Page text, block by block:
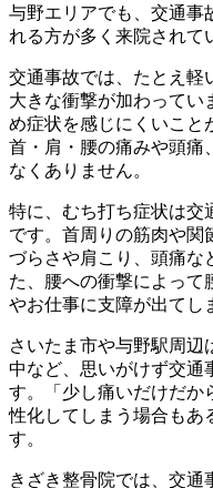
与野エリアでも、交通事
れる方が多く来院されて
交通事故では、たとえ軽
大きな衝撃が加わってい
め症状を感じにくいこと
首・肩・腰の痛みや頭痛
なくありません。
特に、むち打ち症状は交
です。首周りの筋肉や関
づらさや肩こり、頭痛な
た、腰への衝撃によって
やお仕事に支障が出てし
さいたま市や与野駅周辺
中など、思いがけず交通
す。「少し痛いだけだか
性化してしまう場合もあ
す。
きざき整骨院では、交通